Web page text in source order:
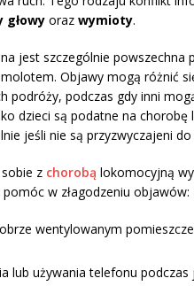
głowy oraz wymioty.
jest szczególnie
Objawy mogą różnić
podróży, podczas gdy inni
dzieci są podatne na
jeśli nie są przyzwyczajeni
z chorobą lokomocyjną
w złagodzeniu objawów:
wentylowanym
lub używania telefonu